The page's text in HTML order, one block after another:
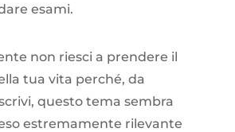
esami.
non riesci a prendere il
tua vita perché, da
questo tema sembra
estremamente rilevante